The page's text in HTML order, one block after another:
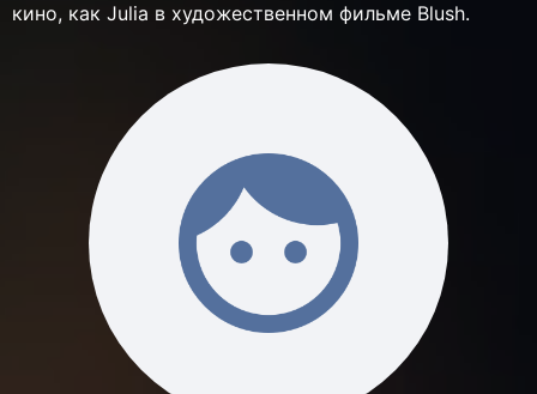
кино, как Julia в художественном фильме Blush.